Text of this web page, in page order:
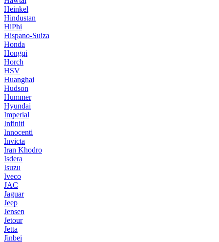
Heinkel
Hindustan
HiPhi
Hispano-Suiza
Honda
Hongqi
Horch
HSV
Huanghai
Hudson
Hummer
Hyundai
Imperial
Infiniti
Innocenti
Invicta
Iran Khodro
Isdera
Isuzu
Iveco
JAC
Jaguar
Jeep
Jensen
Jetour
Jetta
Jinbei